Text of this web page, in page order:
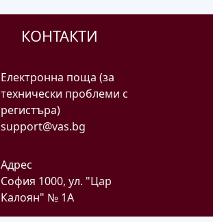
КОНТАКТИ
Електронна поща (за
технически проблеми с
регистъра)
support@vas.bg
Адрес
София 1000, ул. "Цар
Калоян" № 1A